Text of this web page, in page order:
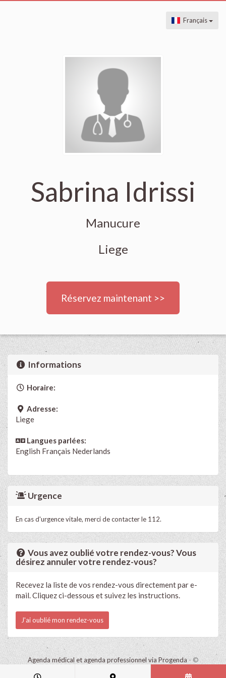
Français
Sabrina Idrissi
Manucure
Liege
Réservez maintenant >>
Informations
Horaire:
Adresse:
Liege
Langues parlées:
English Français Nederlands
Urgence
En cas d'urgence vitale, merci de contacter le 112.
Vous avez oublié votre rendez-vous? Vous
désirez annuler votre rendez-vous?
Recevez la liste de vos rendez-vous directement par e-
mail. Cliquez ci-dessous et suivez les instructions.
J'ai oublié mon rendez-vous
Agenda médical et agenda professionnel via Progenda - ©